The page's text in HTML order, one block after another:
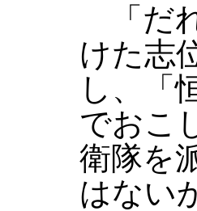
「だ
けた志
し、「
でおこ
衛隊を
はない